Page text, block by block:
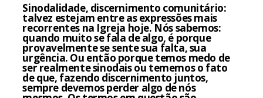
Sinodalidade, discernimento comunitário:
talvez estejam entre as expressões mais
recorrentes na Igreja hoje. Nós sabemos:
quando muito se fala de algo, é porque
provavelmente se sente sua falta, sua
urgência. Ou então porque temos medo de
ser realmente sinodais ou tememos o fato
de que, fazendo discernimento juntos,
sempre devemos perder algo de nós